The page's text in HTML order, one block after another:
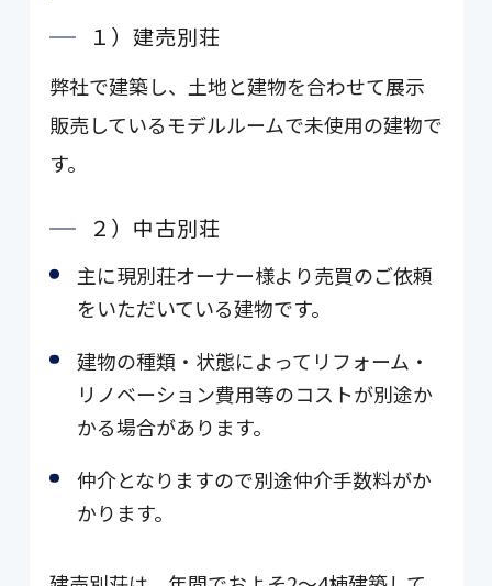
１）建売別荘
弊社で建築し、土地と建物を合わせて展示
販売しているモデルルームで未使用の建物で
す。
２）中古別荘
主に現別荘オーナー様より売買のご依頼
をいただいている建物です。
建物の種類・状態によってリフォーム・
リノベーション費用等のコストが別途か
かる場合があります。
仲介となりますので別途仲介手数料がか
かります。